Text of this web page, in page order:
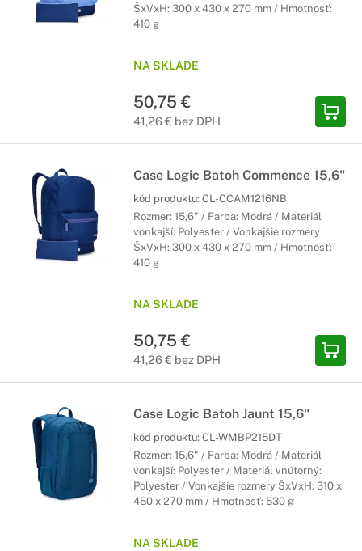
ŠxVxH: 300 x 430 x 270 mm / Hmotnosť:
410 g
NA SKLADE
50,75 €
41,26 € bez DPH
Case Logic Batoh Commence 15,6"
kód produktu: CL-CCAM1216NB
Rozmer: 15,6" / Farba: Modrá / Materiál
vonkajší: Polyester / Vonkajšie rozmery
ŠxVxH: 300 x 430 x 270 mm / Hmotnosť:
410 g
NA SKLADE
50,75 €
41,26 € bez DPH
Case Logic Batoh Jaunt 15,6"
kód produktu: CL-WMBP215DT
Rozmer: 15,6" / Farba: Modrá / Materiál
vonkajší: Polyester / Materiál vnútorný:
Polyester / Vonkajšie rozmery ŠxVxH: 310 x
450 x 270 mm / Hmotnosť: 530 g
NA SKLADE